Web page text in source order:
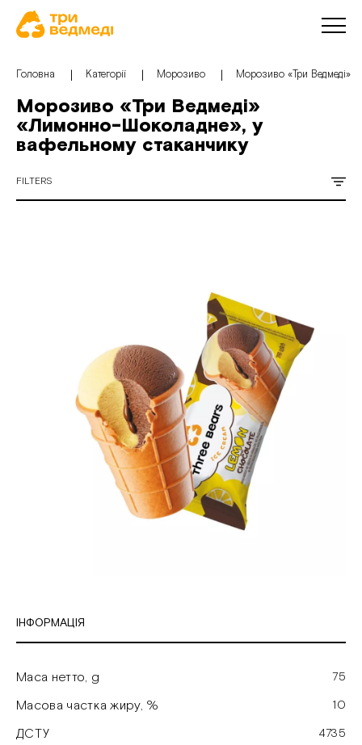
Головна Категорії Морозиво Морозиво «Три Ведмеді»
Морозиво «Три Ведмеді»
«Лимонно-Шоколадне», у
вафельному стаканчику
FILTERS
ІНФОРМАЦІЯ
Маса нетто, g 75
Масова частка жиру, % 10
ДСТУ 4735